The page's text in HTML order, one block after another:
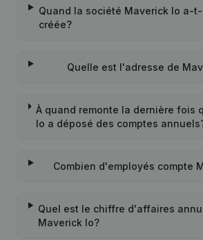
Quand la société Maverick Io a-
créée?
Quelle est l'adresse de
À quand remonte la dernière fois
Io a déposé des comptes
Combien d'employés compte
Quel est le chiffre d'affaires
Maverick Io?